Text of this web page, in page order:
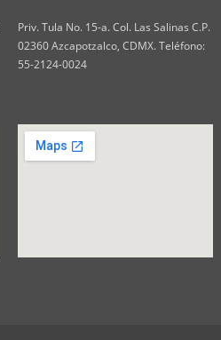
Priv. Tula No. 15-a. Col. Las Salinas C.P.
02360 Azcapotzalco, CDMX. Teléfono:
55-2124-0024